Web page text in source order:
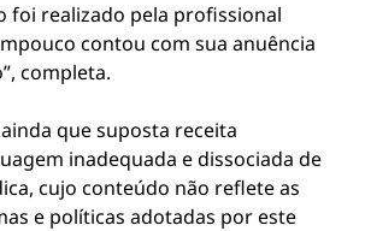
foi realizado pela profissional
contou com sua anuência
completa.
que suposta receita
inadequada e dissociada de
cujo conteúdo não reflete as
e políticas adotadas por este